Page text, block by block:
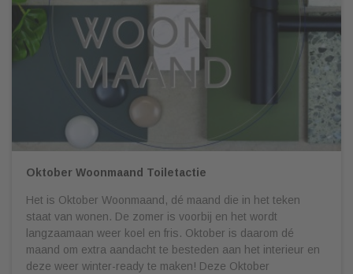
Oktober Woonmaand Toiletactie
Het is Oktober Woonmaand, dé maand die in het teken
staat van wonen. De zomer is voorbij en het wordt
langzaamaan weer koel en fris. Oktober is daarom dé
maand om extra aandacht te besteden aan het interieur en
deze weer winter-ready te maken! Deze Oktober